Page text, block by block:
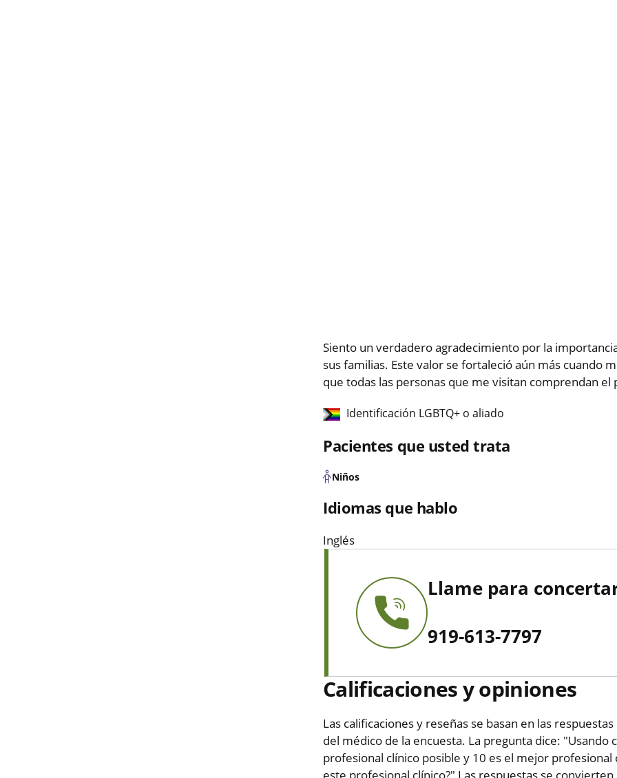
Siento un verdadero agradecimiento por la
sus familias. Este valor se fortaleció aún más cuando
que todas las personas que me visitan comprendan
Identificación LGBTQ+ o aliado
Pacientes que usted trata
Niños
Idiomas que hablo
Inglés
Llame para
919-613-7797
Calificaciones y opiniones
Las calificaciones y reseñas se basan en las
del médico de la encuesta. La pregunta dice:
profesional clínico posible y 10 es el mejor